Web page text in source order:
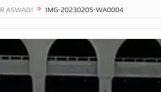
HARAM BISA MENJADI HALAL JIKA SEBAB
ALLAH HUKUM MEMBAYAR ZAKAT
ASWAD! IMG-20230205-WA0004